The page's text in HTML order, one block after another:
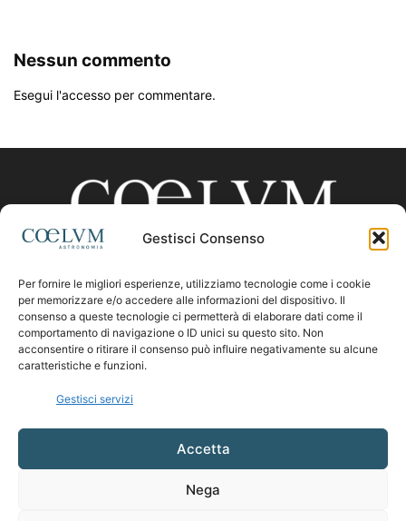
Gestisci Consenso
Per fornire le migliori esperienze, utilizziamo tecnologie come i cookie
per memorizzare e/o accedere alle informazioni del dispositivo. Il
consenso a queste tecnologie ci permetterà di elaborare dati come il
comportamento di navigazione o ID unici su questo sito. Non
acconsentire o ritirare il consenso può influire negativamente su alcune
caratteristiche e funzioni.
Gestisci servizi
Accetta
Nega
Nessun commento
Esegui l'accesso per commentare.
CHI SIAMO
Contattaci:coelumastro@coelum.com